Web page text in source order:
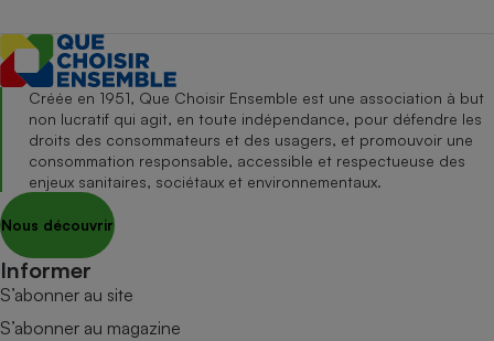
Créée en 1951, Que Choisir Ensemble est une association à but
non lucratif qui agit, en toute indépendance, pour défendre les
droits des consommateurs et des usagers, et promouvoir une
consommation responsable, accessible et respectueuse des
enjeux sanitaires, sociétaux et environnementaux.
Nous découvrir
Informer
S’abonner au site
S’abonner au magazine